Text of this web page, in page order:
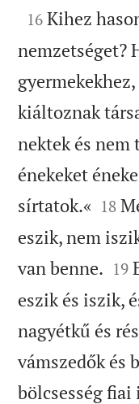

16 Kihez
nemzetséget?
kiáltoznak
nektek és
énekeket
sírtatok.« 

18
eszik, nem
van benne. 

19
eszik és iszik,
nagyétkű és
vámszedők és
bölcsesség